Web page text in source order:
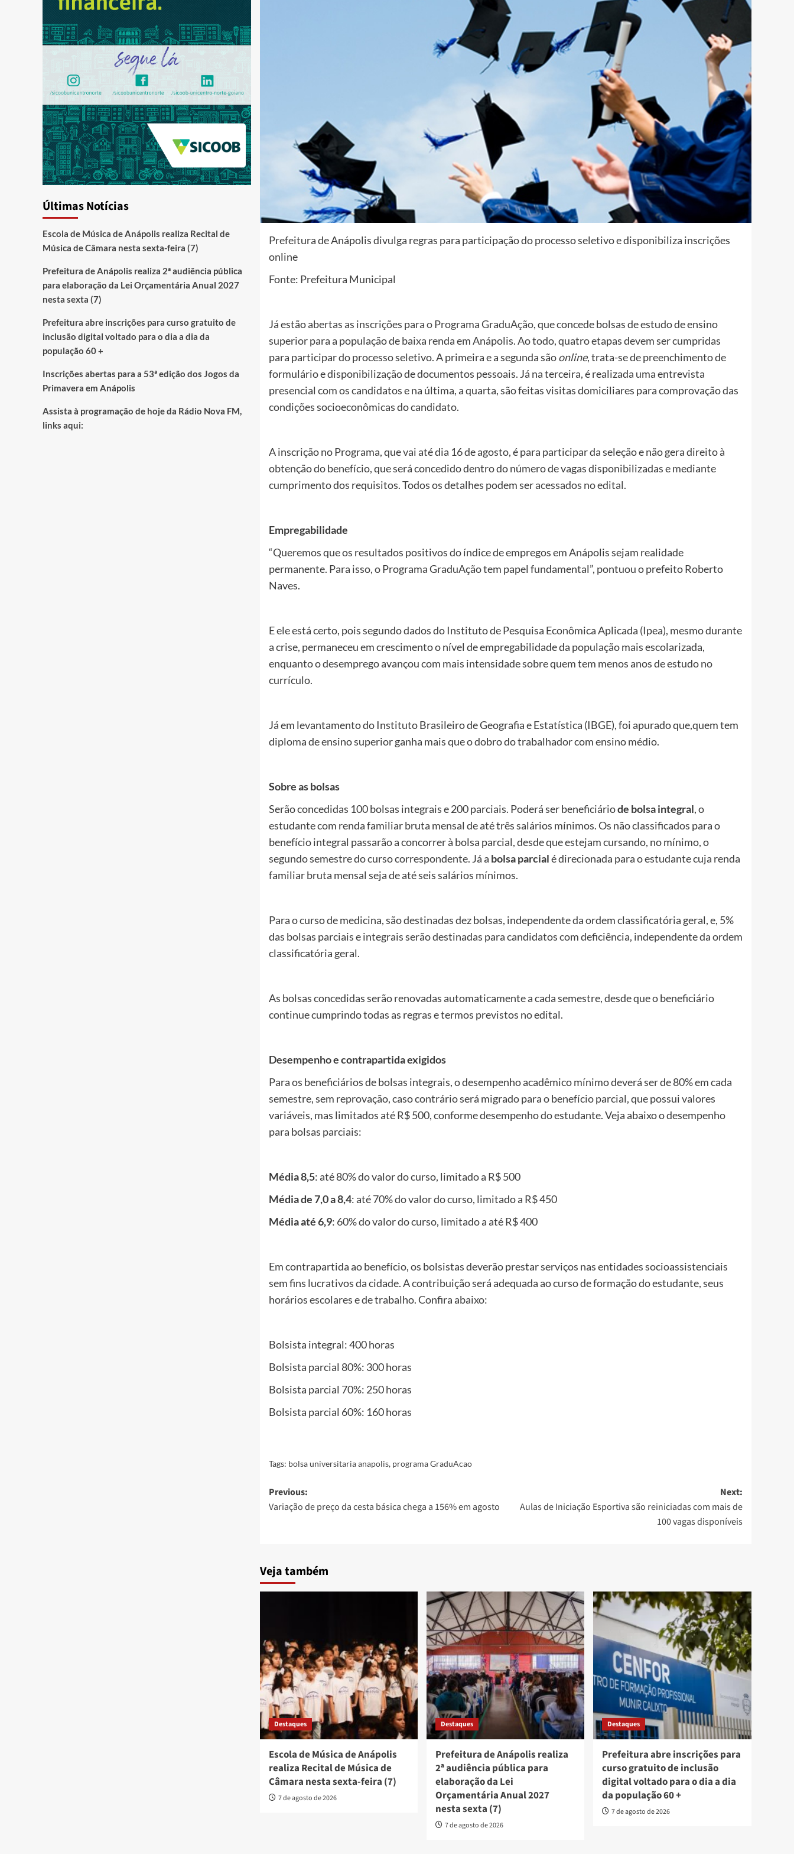
Prefeitura de Anápolis divulga regras para participação do processo seletivo e disponibiliza inscrições
online
Fonte: Prefeitura Municipal
Já estãoabertas as inscrições para o Programa GraduAção, que concede bolsas de estudo de ensino
superior para a população de baixa renda em Anápolis. Ao todo, quatro etapas devem ser cumpridas
para participar do processo seletivo. A primeira e a segunda sãoonline, trata-se de preenchimento de
formulário e disponibilização de documentos pessoais. Já na terceira, é realizada uma entrevista
presencial com os candidatos e na última, a quarta, são feitas visitas domiciliares para comprovação das
condições socioeconômicas do candidato.
A inscrição no Programa, que vai até dia 16 de agosto, é para participar da seleção e não gera direito à
obtenção do benefício, que será concedido dentro do número de vagas disponibilizadas e mediante
cumprimento dos requisitos. Todos os detalhes podem seracessados no edital.
Empregabilidade
“Queremos que os resultados positivos do índice de empregos em Anápolis sejam realidade
permanente. Para isso, o Programa GraduAção tem papel fundamental”, pontuou o prefeito Roberto
Naves.
E ele está certo, pois segundo dados do Instituto de Pesquisa Econômica Aplicada (Ipea), mesmo durante
a crise, permaneceu em crescimento o nível de empregabilidade da população mais escolarizada,
enquanto o desemprego avançou com mais intensidade sobre quem tem menos anos de estudo no
currículo.
Já em levantamento do Instituto Brasileiro de Geografia e Estatística (IBGE), foi apurado que,quem tem
diploma de ensino superior ganha mais que o dobro do trabalhador com ensino médio.
Sobre as bolsas
Serão concedidas 100 bolsas integrais e 200 parciais. Poderá ser beneficiáriode bolsa integral, o
estudante com renda familiar bruta mensal de até três salários mínimos. Os não classificados para o
benefício integral passarão a concorrer à bolsa parcial, desde que estejam cursando, no mínimo, o
segundo semestre do curso correspondente. Já a bolsa parcialé direcionada para o estudante cuja renda
familiar bruta mensal seja de até seis salários mínimos.
Para o curso de medicina, são destinadas dez bolsas, independente da ordem classificatória geral, e, 5%
das bolsas parciais e integrais serão destinadas para candidatos com deficiência, independente da ordem
classificatória geral.
As bolsas concedidas serão renovadas automaticamente a cada semestre, desde que o beneficiário
continue cumprindo todas as regras e termos previstos no edital.
Desempenho e contrapartida exigidos
Para os beneficiários de bolsas integrais, o desempenho acadêmico mínimo deverá ser de 80% em cada
semestre, sem reprovação, caso contrário será migrado para o benefício parcial, que possui valores
variáveis, mas limitados até R$ 500, conforme desempenho do estudante. Veja abaixo o desempenho
para bolsas parciais:
Média 8,5: até 80% do valor do curso, limitado a R$ 500
Média de 7,0 a 8,4: até 70% do valor do curso, limitado a R$ 450
Média até 6,9: 60% do valor do curso, limitado a até R$ 400
Em contrapartida ao benefício, os bolsistas deverão prestar serviços nas entidades socioassistenciais
sem fins lucrativos da cidade. A contribuição será adequada ao curso de formação do estudante, seus
horários escolares e de trabalho. Confira abaixo:
Bolsista integral: 400 horas
Bolsista parcial 80%: 300 horas
Bolsista parcial 70%: 250 horas
Bolsista parcial 60%: 160 horas
Tags: bolsa universitaria anapolis, programa GraduAcao
Post
navigation
Previous:
Variação de preço da cesta básica chega a 156% em agosto
Next:
Aulas de Iniciação Esportiva são reiniciadas com mais de
100 vagas disponíveis
Veja também
Destaques
Escola de Música de Anápolis
realiza Recital de Música de
Câmara nesta sexta-feira (7)
7 de agosto de 2026
Destaques
Prefeitura de Anápolis realiza
2ª audiência pública para
elaboração da Lei
Orçamentária Anual 2027
nesta sexta (7)
7 de agosto de 2026
Destaques
Prefeitura abre inscrições para
curso gratuito de inclusão
digital voltado para o dia a dia
da população 60 +
7 de agosto de 2026
Últimas Notícias
Escola de Música de Anápolis realiza Recital de
Música de Câmara nesta sexta-feira (7)
Prefeitura de Anápolis realiza 2ª audiência pública
para elaboração da Lei Orçamentária Anual 2027
nesta sexta (7)
Prefeitura abre inscrições para curso gratuito de
inclusão digital voltado para o dia a dia da
população 60 +
Inscrições abertas para a 53ª edição dos Jogos da
Primavera em Anápolis
Assista à programação de hoje da Rádio Nova FM,
links aqui: